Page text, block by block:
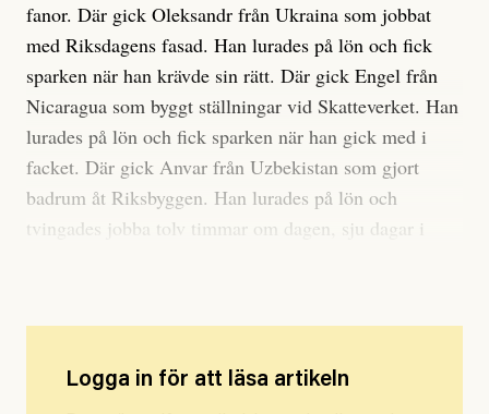
fanor. Där gick Oleksandr från Ukraina som jobbat
med Riksdagens fasad. Han lurades på lön och fick
sparken när han krävde sin rätt. Där gick Engel från
Nicaragua som byggt ställningar vid Skatteverket. Han
lurades på lön och fick sparken när han gick med i
facket. Där gick Anvar från Uzbekistan som gjort
badrum åt Riksbyggen. Han lurades på lön och
tvingades jobba tolv timmar om dagen, sju dagar i
Logga in för att läsa artikeln